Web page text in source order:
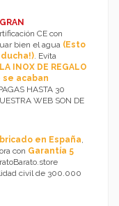
CE con
bien el agua (Esto
. Evíta
INOX DE REGALO
acaban
HASTA 30
WEB SON DE
en España
con Garantía 5
civil de 300.000